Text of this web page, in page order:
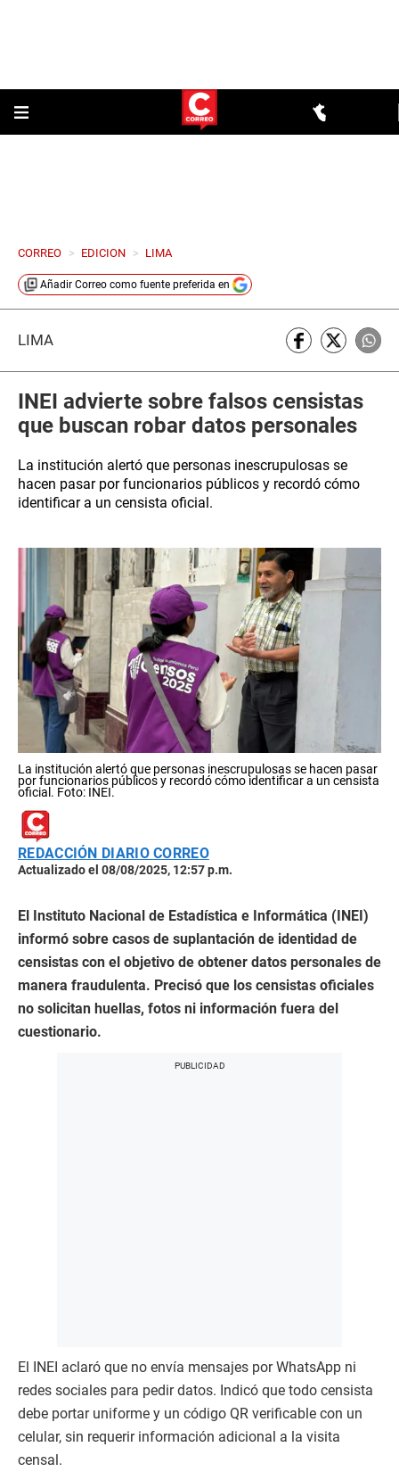
CORREO > EDICION > LIMA
Añadir Correo como fuente preferida en
LIMA
INEI advierte sobre falsos censistas
que buscan robar datos personales
La institución alertó que personas inescrupulosas se
hacen pasar por funcionarios públicos y recordó cómo
identificar a un censista oficial.
La institución alertó que personas inescrupulosas se hacen pasar
por funcionarios públicos y recordó cómo identificar a un censista
oficial. Foto: INEI.
REDACCIÓN DIARIO CORREO
Actualizado el 08/08/2025, 12:57 p.m.
El Instituto Nacional de Estadística e Informática (INEI)
informó sobre casos de suplantación de identidad de
censistas con el objetivo de obtener datos personales de
manera fraudulenta. Precisó que los censistas oficiales
no solicitan huellas, fotos ni información fuera del
cuestionario.
El INEI aclaró que no envía mensajes por WhatsApp ni
redes sociales para pedir datos. Indicó que todo censista
debe portar uniforme y un código QR verificable con un
celular, sin requerir información adicional a la visita
censal.